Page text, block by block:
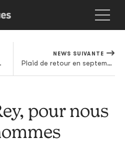
NEWS SUIVANTE
Plaid de retour en septembre
pour nous